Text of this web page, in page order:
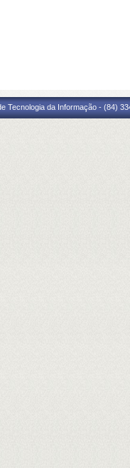
Tecnologia da Informação - (84)